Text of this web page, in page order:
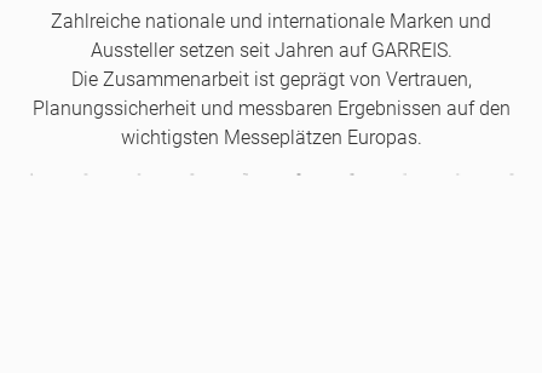
Zahlreiche nationale und internationale Marken und
Aussteller setzen seit Jahren auf GARREIS.
Die Zusammenarbeit ist geprägt von Vertrauen,
Planungssicherheit und messbaren Ergebnissen auf den
wichtigsten Messeplätzen Europas.